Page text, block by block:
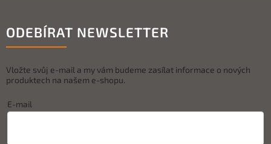
ODEBÍRAT NEWSLETTER
Vložte svůj e-mail a my vám budeme zasílat informace o nových
produktech na našem e-shopu.
E-mail